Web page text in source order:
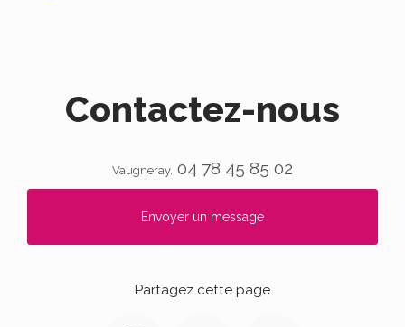
Contactez-nous
Vaugneray. 04 78 45 85 02
Envoyer un message
Partagez cette page